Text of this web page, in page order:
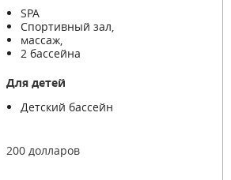
SPA
Спортивный зал,
массаж,
2 бассейна
Для детей
Детский бассейн
200 долларов